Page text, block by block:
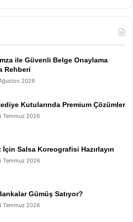
ile Güvenli Belge Onaylama
Rehberi
2026
Kutularında Premium Çözümler
Temmuz 2026
Salsa Koreografisi Hazırlayın
Temmuz 2026
Gümüş Satıyor?
Temmuz 2026